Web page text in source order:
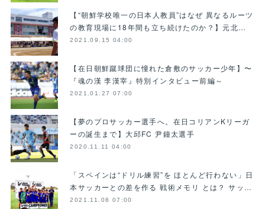
【“朝鮮学校唯一の日本人教員”はなぜ 異なるルーツ
の教育現場に18年間も立ち続けたのか？】元北…
2021.09.15 04:00
【在日朝鮮蹴球団に憧れた倉敷のサッカー少年】〜
『魂の漢 李漢宰』特別インタビュー前編～
2021.01.27 07:00
【夢のプロサッカー選手へ。在日コリアンKリーガ
ーの誕生まで】大邱FC 尹鐘太選手
2020.11.11 04:00
「スペインは“ドリル練習”を ほとんど行わない」日
本サッカーとの差を作る 戦術メモリ とは？ サッ…
2021.11.08 07:00